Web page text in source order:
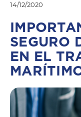
14/12/2020
SEGURO
EN EL